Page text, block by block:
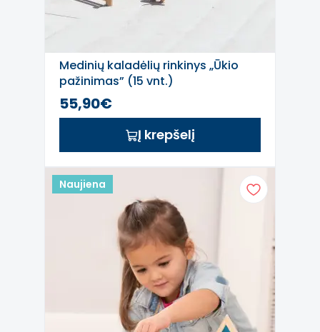
Medinių kaladėlių rinkinys „Ūkio
pažinimas” (15 vnt.)
55,90€
Į krepšelį
Naujiena